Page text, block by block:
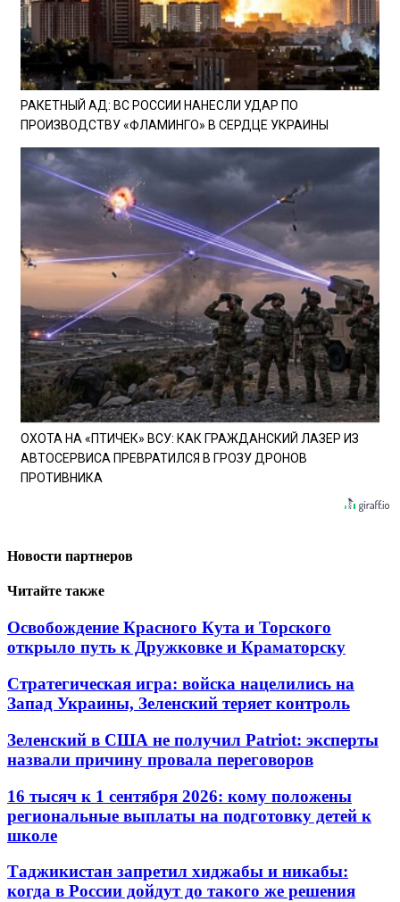
РАКЕТНЫЙ АД: ВС РОССИИ НАНЕСЛИ УДАР ПО
ПРОИЗВОДСТВУ «ФЛАМИНГО» В СЕРДЦЕ УКРАИНЫ
ОХОТА НА «ПТИЧЕК» ВСУ: КАК ГРАЖДАНСКИЙ ЛАЗЕР ИЗ
АВТОСЕРВИСА ПРЕВРАТИЛСЯ В ГРОЗУ ДРОНОВ
ПРОТИВНИКА
Новости партнеров
Читайте также
Освобождение Красного Кута и Торского
открыло путь к Дружковке и Краматорску
Стратегическая игра: войска нацелились на
Запад Украины, Зеленский теряет контроль
Зеленский в США не получил Patriot: эксперты
назвали причину провала переговоров
16 тысяч к 1 сентября 2026: кому положены
региональные выплаты на подготовку детей к
школе
Таджикистан запретил хиджабы и никабы:
когда в России дойдут до такого же решения